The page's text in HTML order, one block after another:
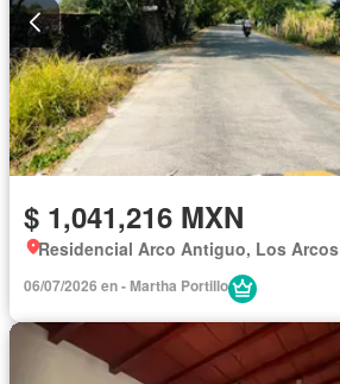
$ 1,041,216 MXN
Residencial Arco Antiguo, Los Arcos
06/07/2026 en - Martha Portillo